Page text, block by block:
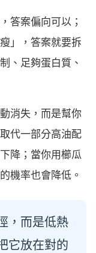
答案偏向可以；
」，答案就要拆
、足夠蛋白質、
消失，而是幫你
代一部分高油配
降；當你用櫛瓜
機率也會降低。
，而是低熱
它放在對的